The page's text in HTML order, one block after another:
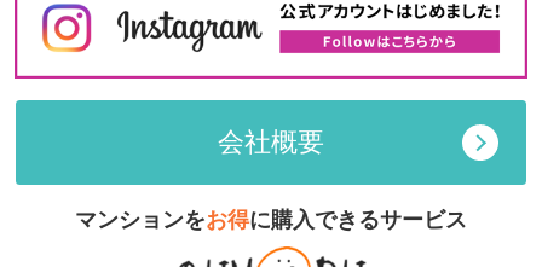
会社概要
マンションをお得に購入できるサービス